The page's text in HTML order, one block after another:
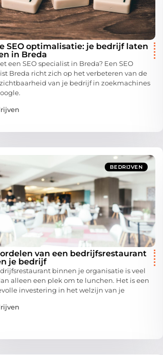
SEO optimalisatie: je bedrijf laten
in Breda
een SEO specialist in Breda? Een SEO
Breda richt zich op het verbeteren van de
van je bedrijf in zoekmachines
BEDRIJVEN
van een bedrijfsrestaurant
je bedrijf
binnen je organisatie is veel
alleen een plek om te lunchen. Het is een
investering in het welzijn van je